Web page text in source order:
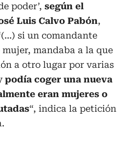
poder’, según el
Luis Calvo Pabón,
si un comandante
mandaba a la que
a otro lugar por varias
podía coger una nueva
eran mujeres o
“, indica la petición